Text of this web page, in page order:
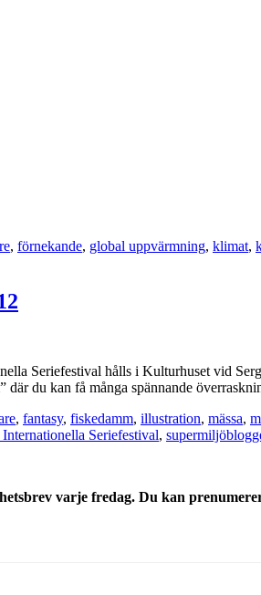
, förnekande, global uppvärmning, klimat,
Seriefestival hålls i Kulturhuset vid
där du kan få många spännande
, fantasy, fiskedamm, illustration, mässa,
Seriefestival,
varje fredag. Du kan